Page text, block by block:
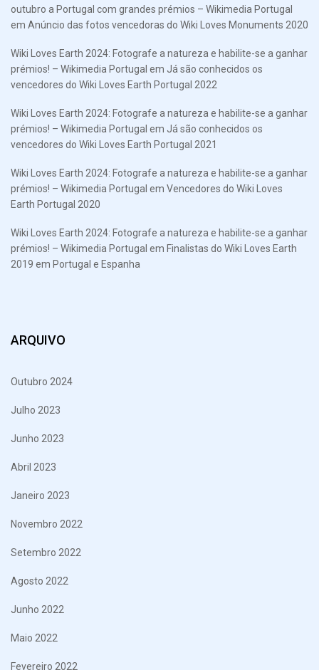
outubro a Portugal com grandes prémios – Wikimedia Portugal
em Anúncio das fotos vencedoras do Wiki Loves Monuments 2020
Wiki Loves Earth 2024: Fotografe a natureza e habilite-se a ganhar
prémios! – Wikimedia Portugal em Já são conhecidos os
vencedores do Wiki Loves Earth Portugal 2022
Wiki Loves Earth 2024: Fotografe a natureza e habilite-se a ganhar
prémios! – Wikimedia Portugal em Já são conhecidos os
vencedores do Wiki Loves Earth Portugal 2021
Wiki Loves Earth 2024: Fotografe a natureza e habilite-se a ganhar
prémios! – Wikimedia Portugal em Vencedores do Wiki Loves
Earth Portugal 2020
Wiki Loves Earth 2024: Fotografe a natureza e habilite-se a ganhar
prémios! – Wikimedia Portugal em Finalistas do Wiki Loves Earth
2019 em Portugal e Espanha
ARQUIVO
Outubro 2024
Julho 2023
Junho 2023
Abril 2023
Janeiro 2023
Novembro 2022
Setembro 2022
Agosto 2022
Junho 2022
Maio 2022
Fevereiro 2022